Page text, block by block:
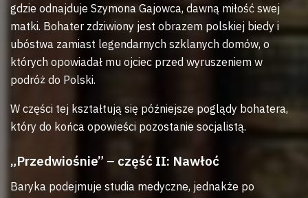
gdzie odnajduje Szymona Gajowca, dawną miłość swej
matki. Bohater zdziwiony jest obrazem polskiej biedy i
ubóstwa zamiast legendarnych szklanych domów, o
których opowiadał mu ojciec przed wyruszeniem w
podróż do Polski.
W części tej kształtują się późniejsze poglądy bohatera,
który do końca opowieści pozostanie socjalistą.
„Przedwiośnie” – część II: Nawłoć
Baryka podejmuje studia medyczne, jednakże po